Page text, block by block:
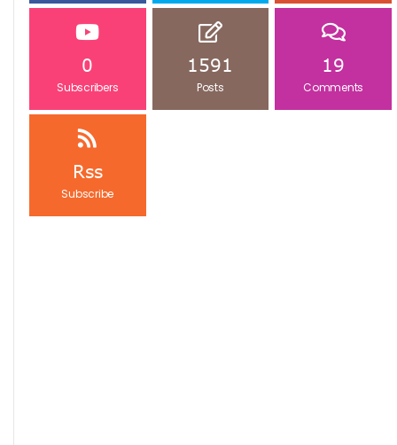
0
Subscribers
1591
Posts
19
Comments
Rss
Subscribe